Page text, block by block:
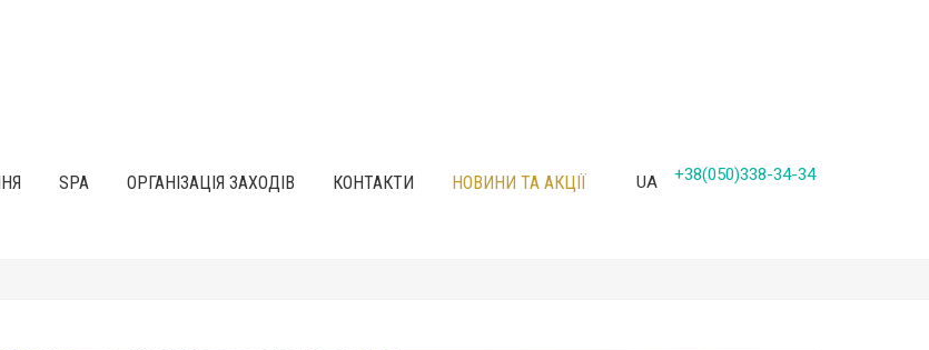
SPA ОРГАНІЗАЦІЯ ЗАХОДІВ КОНТАКТИ НОВИНИ ТА АКЦІЇ UA +38(050)338-34-34